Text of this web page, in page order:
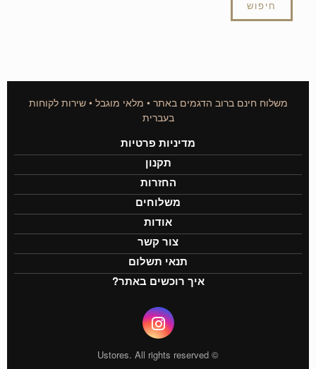
חיפוש
משלוח חינם ברוב הדגמים באתר • מלאי מוגבל • שירות לקוחות
בעברית
מדיניות פרטיות
תקנון
החזרות
משלוחים
אודות
צור קשר
תנאי תשלום
איך רוכשים באתר?
© Ustores. All rights reserved